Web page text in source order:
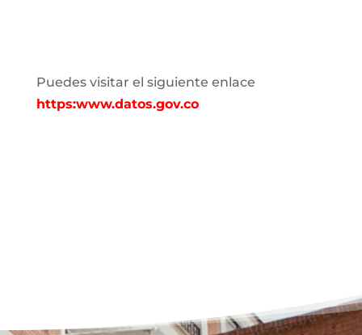
Puedes visitar el siguiente enlace
https:www.datos.gov.co